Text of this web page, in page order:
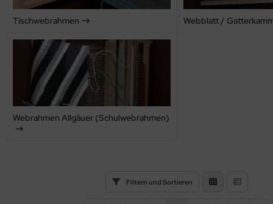
Tischwebrahmen Webblatt /
Webrahmen Allgäuer (Schulwebrahmen)
Filtern und Sortieren